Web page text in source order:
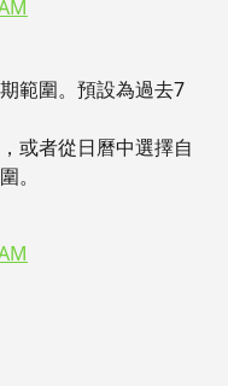
範圍。預設為過去7
或者從日曆中選擇自
。